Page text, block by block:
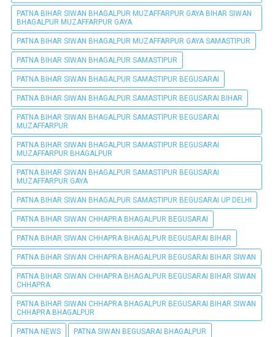
PATNA BIHAR SIWAN BHAGALPUR MUZAFFARPUR GAYA BIHAR SIWAN
BHAGALPUR MUZAFFARPUR GAYA
PATNA BIHAR SIWAN BHAGALPUR MUZAFFARPUR GAYA SAMASTIPUR
PATNA BIHAR SIWAN BHAGALPUR SAMASTIPUR
PATNA BIHAR SIWAN BHAGALPUR SAMASTIPUR BEGUSARAI
PATNA BIHAR SIWAN BHAGALPUR SAMASTIPUR BEGUSARAI BIHAR
PATNA BIHAR SIWAN BHAGALPUR SAMASTIPUR BEGUSARAI
MUZAFFARPUR
PATNA BIHAR SIWAN BHAGALPUR SAMASTIPUR BEGUSARAI
MUZAFFARPUR BHAGALPUR
PATNA BIHAR SIWAN BHAGALPUR SAMASTIPUR BEGUSARAI
MUZAFFARPUR GAYA
PATNA BIHAR SIWAN BHAGALPUR SAMASTIPUR BEGUSARAI UP DELHI
PATNA BIHAR SIWAN CHHAPRA BHAGALPUR BEGUSARAI
PATNA BIHAR SIWAN CHHAPRA BHAGALPUR BEGUSARAI BIHAR
PATNA BIHAR SIWAN CHHAPRA BHAGALPUR BEGUSARAI BIHAR SIWAN
PATNA BIHAR SIWAN CHHAPRA BHAGALPUR BEGUSARAI BIHAR SIWAN
CHHAPRA
PATNA BIHAR SIWAN CHHAPRA BHAGALPUR BEGUSARAI BIHAR SIWAN
CHHAPRA BHAGALPUR
PATNA NEWS PATNA SIWAN BEGUSARAI BHAGALPUR